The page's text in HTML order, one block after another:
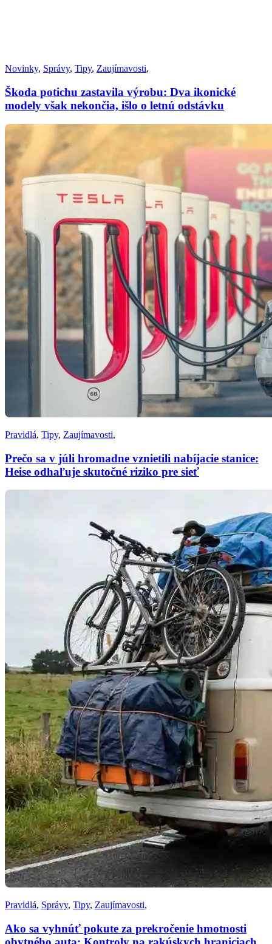
Novinky, Správy, Tipy, Zaujímavosti,
Škoda potichu zastavila výrobu: Dva ikonické
modely však nekončia, išlo o letnú odstávku
Pravidlá, Tipy, Zaujímavosti,
Prečo sa v júli hromadne vznietili nabíjacie stanice:
Heise odhaľuje skutočné riziko pre sieť
Pravidlá, Správy, Tipy, Zaujímavosti,
Ako sa vyhnúť pokute za prekročenie hmotnosti